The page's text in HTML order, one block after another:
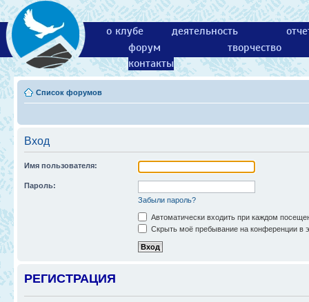
о клубе деятельность
форум
творчество
контакты
Список форумов
Вход
Имя пользователя:
Пароль:
Забыли пароль?
Автоматически входить при каждом
Скрыть моё пребывание на конференции в
РЕГИСТРАЦИЯ